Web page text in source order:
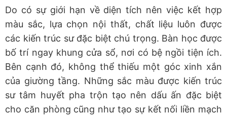
Do có sự giới hạn về diện tích nên việc kết hợp
màu sắc, lựa chọn nội thất, chất liệu luôn được
các kiến trúc sư đặc biệt chú trọng. Bàn học được
bố trí ngay khung cửa sổ, nơi có bệ ngồi tiện ích.
Bên cạnh đó, không thể thiếu một góc xinh xắn
của giường tầng. Những sắc màu được kiến trúc
sư tâm huyết pha trộn tạo nên dấu ấn đặc biệt
cho căn phòng cũng như tạo sự kết nối liền mạch